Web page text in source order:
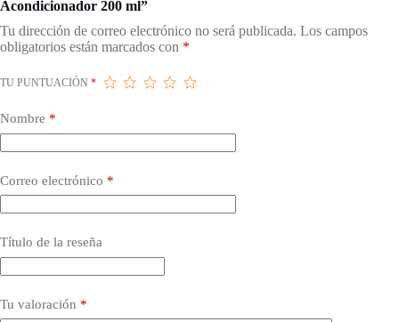
Acondicionador 200 ml”
Tu dirección de correo electrónico no será publicada. Los campos
obligatorios están marcados con *
TU PUNTUACIÓN *
Nombre *
Correo electrónico *
Título de la reseña
Tu valoración *